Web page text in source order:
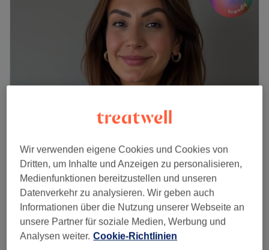
5,0
92 Bewertungen
Zentrum-West, Leipzig
Auf Karte anzeigen
Nebenzeiten
Gesichtsbehandlung -
Microdermabrasion
1 Std. - 1 Std. 20 Min.
ab 72,25 €
Spare bis zu 15%
Schnellansicht Saloninfos
Wir verwenden eigene Cookies und Cookies von
Dritten, um Inhalte und Anzeigen zu personalisieren,
Medienfunktionen bereitzustellen und unseren
Datenverkehr zu analysieren. Wir geben auch
Informationen über die Nutzung unserer Webseite an
unsere Partner für soziale Medien, Werbung und
Analysen weiter. Cookie-Richtlinien